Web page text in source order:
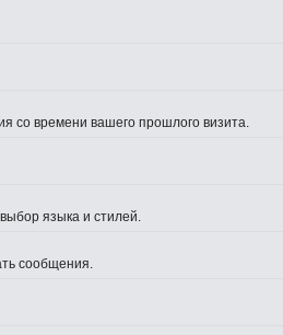
со времени вашего прошлого визита.
языка и стилей.
сообщения.